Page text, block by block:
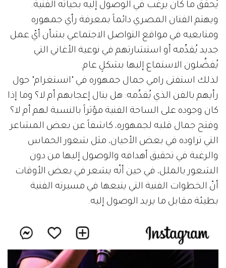
يُحقق ما كان يرغب في الوصول إليه بحياته الفنية.
ويهتم الفنان المصري دائماً بمعرفة رأي جمهوره
ومتابعيه في مواقع التواصل الاجتماعي بشأن أيّ عمل
جديد يُقدِّمه أو استشارتهم في نوعية الأغاني التي
يُفضِّلون الاستماع إليها بشكلٍ عام.
لذلك استفتى رامي جمال جمهوره في "انستغرام" حول
رأيهم بالفن الذي يُقدِّمه: هل ينال إعجابهم أم لا؟ وما إذا
كان وجوده على الساحة الفنية مؤثراً بالنسبة لهم أم لا؟
وفتح جمال قلبه لجمهوره، كاشفاً عن بعض المشاعر
التي تراوده في بعض الأحيان، مثل شعور الحماس
والرغبة في تحقيق أهدافه والوصول إليها من دون
الشعور بالملل، في حين أنّه يشعر في بعض الأوقات
أنّ الخطوات الفنية التي يتبعها في مسيرته الفنية
بطيئة مقابل ما يريد الوصول إليه.